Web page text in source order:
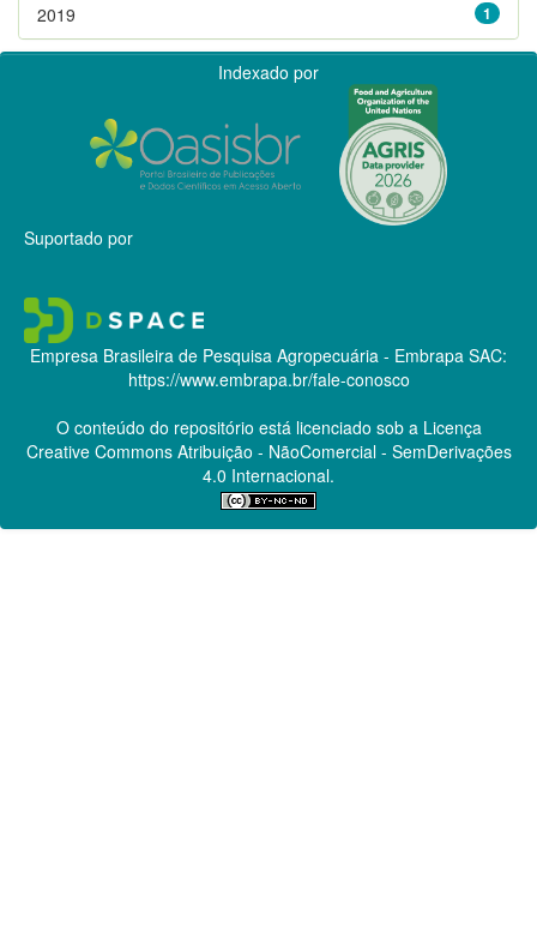
1
2019
Indexado por
Suportado por
Empresa Brasileira de Pesquisa Agropecuária - Embrapa SAC:
https://www.embrapa.br/fale-conosco
O conteúdo do repositório está licenciado sob a Licença
Creative CommonsAtribuição - NãoComercial - SemDerivações
4.0 Internacional.